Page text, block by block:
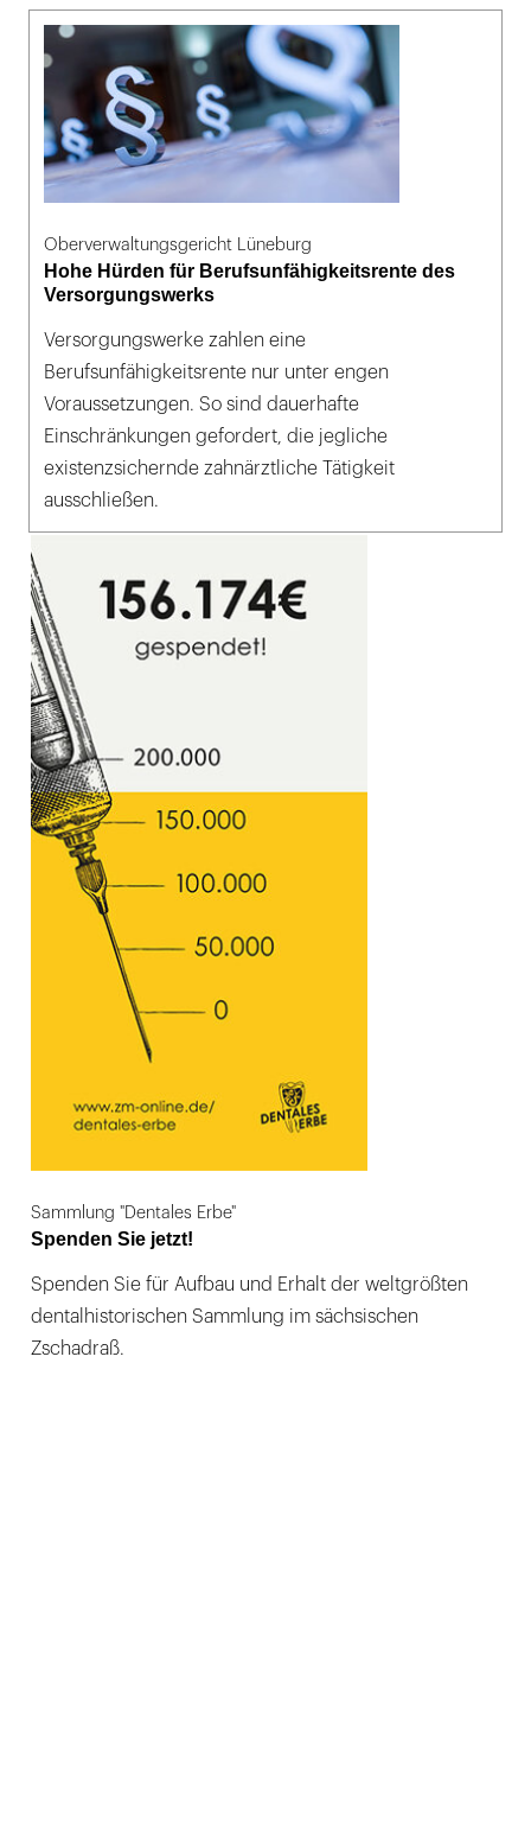
Oberverwaltungsgericht Lüneburg
Hohe Hürden für Berufsunfähigkeitsrente des
Versorgungswerks
Versorgungswerke zahlen eine
Berufsunfähigkeitsrente nur unter engen
Voraussetzungen. So sind dauerhafte
Einschränkungen gefordert, die jegliche
existenzsichernde zahnärztliche Tätigkeit
ausschließen.
Sammlung "Dentales Erbe"
Spenden Sie jetzt!
Spenden Sie für Aufbau und Erhalt der weltgrößten
dentalhistorischen Sammlung im sächsischen
Zschadraß.